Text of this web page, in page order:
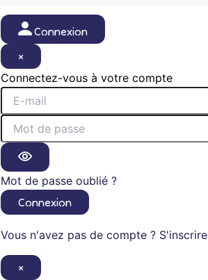
Connexion
×
Connectez-vous à votre compte
Mot de passe oublié ?
Connexion
Vous n'avez pas de compte ? S'inscrire
×